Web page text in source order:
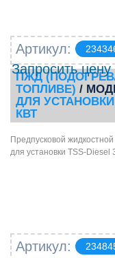
Артикул:
Запросить цену
ПЖД
ТОПЛИВЕ) /
ДЛЯ УСТАНОВКИ
КВТ
Предпусковой
для установки TSS-Diesel
Артикул: